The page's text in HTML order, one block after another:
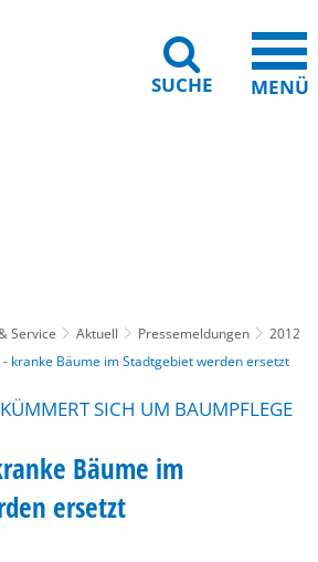
SUCHE MENÜ
Service Aktuell Pressemeldungen
2012
kranke Bäume im Stadtgebiet werden ersetzt
SICH UM BAUMPFLEGE
Bäume im
ersetzt